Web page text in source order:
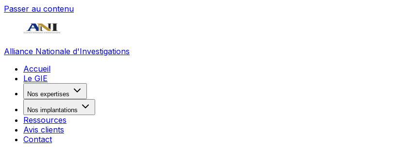
Passer au contenu
Alliance Nationale d'Investigations
Accueil
Le GIE
Nos expertises
Nos implantations
Ressources
Avis clients
Contact